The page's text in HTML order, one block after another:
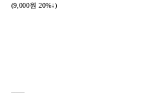
(9,000원 20%↓)